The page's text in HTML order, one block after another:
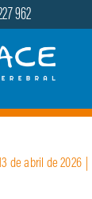
962
13 de abril de 2026